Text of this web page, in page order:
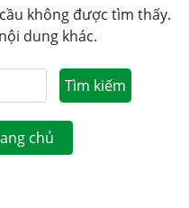
không được tìm thấy.
dung khác.
chủ